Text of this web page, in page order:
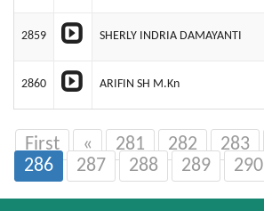
2859 SHERLY INDRIA DAMAYANTI
2860 ARIFIN SH M.Kn
First « 281 282 283
286
287 288 289 290